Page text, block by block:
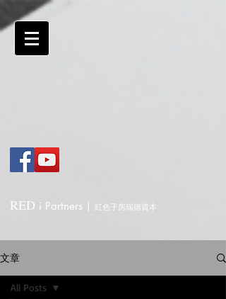
RED i Partners | 紅色子房瑞德資本
文章
All Posts